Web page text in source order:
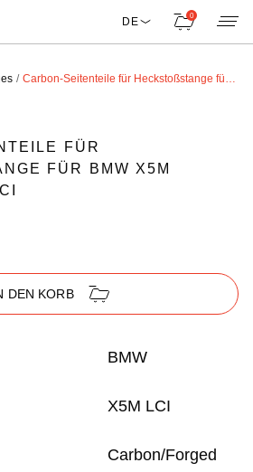
DE 0
Carbon-Seitenteile für Heckstoßstange für BMW X5M Competition LCI
FÜR
FÜR BMW X5M C
DEN KORB
BMW
X5M LCI
Carbon/Forged